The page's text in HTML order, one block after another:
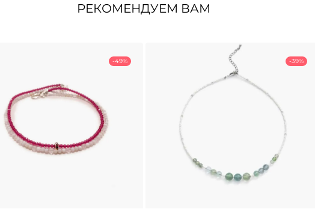
РЕКОМЕНДУЕМ ВАМ
-49% -39%